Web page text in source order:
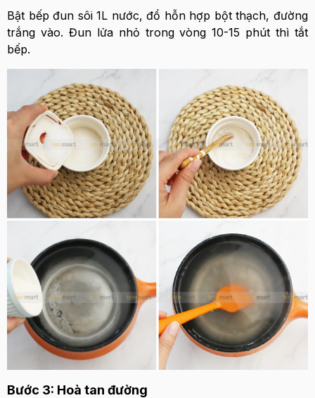
Bật bếp đun sôi 1L nước, đổ hỗn hợp bột thạch, đường
trắng vào. Đun lửa nhỏ trong vòng 10-15 phút thì tắt
bếp.
Bước 3: Hoà tan đường